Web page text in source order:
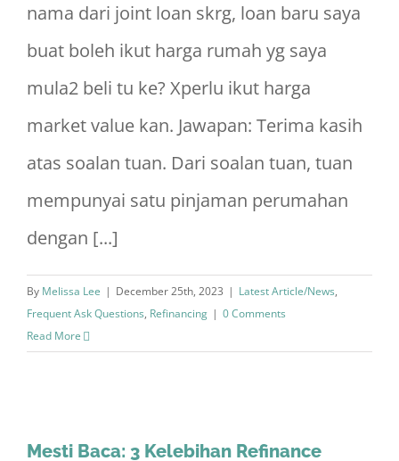
nama dari joint loan skrg, loan baru saya
buat boleh ikut harga rumah yg saya
mula2 beli tu ke? Xperlu ikut harga
market value kan. Jawapan: Terima kasih
atas soalan tuan. Dari soalan tuan, tuan
mempunyai satu pinjaman perumahan
dengan [...]
By Melissa Lee | December 25th, 2023 | Latest Article/News,
Frequent Ask Questions, Refinancing | 0 Comments
Read More
Mesti Baca: 3 Kelebihan Refinance